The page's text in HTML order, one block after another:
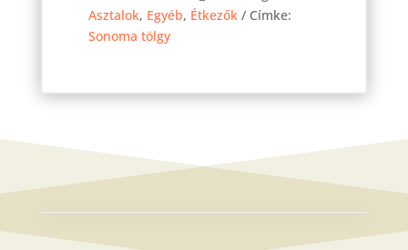
90x90
Asztalok, Egyéb, Étkezők
Címke:
Sonoma tölgy